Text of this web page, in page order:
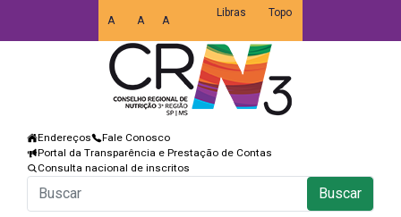
A A A
Topo
Endereços
Fale Conosco
Portal da Transparência e Prestação de Contas
Consulta nacional de inscritos
Buscar